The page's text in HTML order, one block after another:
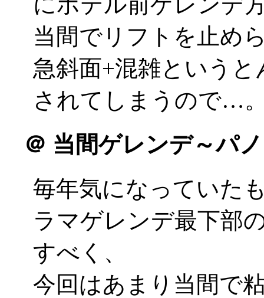
当間でリフトを止め
急斜面+混雑という
されてしまうので…
＠ 当間ゲレンデ～パ
毎年気になっていた
ラマゲレンデ最下部
すべく、
今回はあまり当間で